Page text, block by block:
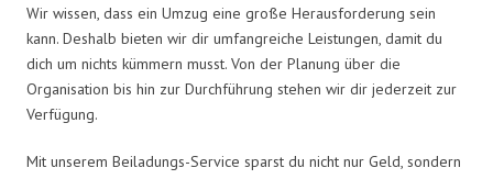
Wir wissen, dass ein Umzug eine große Herausforderung sein
kann. Deshalb bieten wir dir umfangreiche Leistungen, damit du
dich um nichts kümmern musst. Von der Planung über die
Organisation bis hin zur Durchführung stehen wir dir jederzeit zur
Verfügung.
Mit unserem Beiladungs-Service sparst du nicht nur Geld, sondern